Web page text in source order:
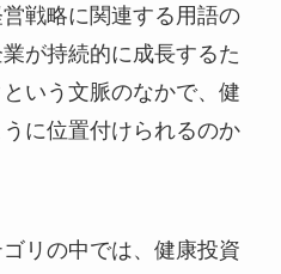
戦略に関連する用語の
が持続的に成長するた
いう文脈のなかで、健
に位置付けられるのか
リの中では、健康投資